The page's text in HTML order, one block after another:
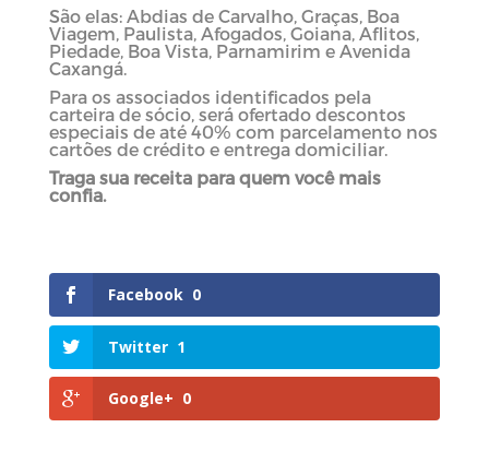
São elas: Abdias de Carvalho, Graças, Boa
Viagem, Paulista, Afogados, Goiana, Aflitos,
Piedade, Boa Vista, Parnamirim e Avenida
Caxangá.
Para os associados identificados pela
carteira de sócio, será ofertado descontos
especiais de até 40% com parcelamento nos
cartões de crédito e entrega domiciliar.
Traga sua receita para quem você mais
confia.
Facebook 0
Twitter 1
Google+ 0